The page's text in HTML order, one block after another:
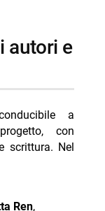
autori e
a
con
scrittura. Nel
Ren,